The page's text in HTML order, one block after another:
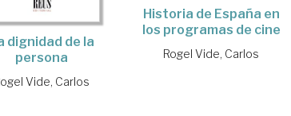
dignidad de la
persona
Vide, Carlos
Historia de España en
los programas de cine
Rogel Vide, Carlos